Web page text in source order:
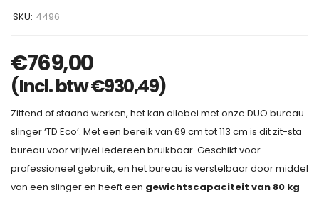
SKU: 4496
€769,00
(Incl. btw€930,49)
Zittend of staand werken, het kan allebei met onze DUO bureau
slinger ‘TD Eco’. Met een bereik van 69 cm tot 113 cm is dit zit-sta
bureau voor vrijwel iedereen bruikbaar. Geschikt voor
professioneel gebruik, en het bureau is verstelbaar door middel
van een slinger en heeft een gewichtscapaciteit van 80 kg